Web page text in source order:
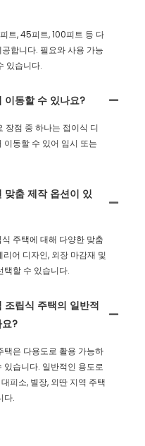
, 45피트, 100피트 등 다
합니다. 필요와 사용 가능
있습니다.
이동할 수 있나요?
장점 중 하나는 접이식 디
이동할 수 있어 임시 또는
맞춤 제작 옵션이 있
주택에 대해 다양한 맞춤
어 디자인, 외장 마감재 및
택할 수 있습니다.
조립식 주택의 일반적
?
택은 다용도로 활용 가능하
있습니다. 일반적인 용도로
피소, 별장, 외딴 지역 주택
다.